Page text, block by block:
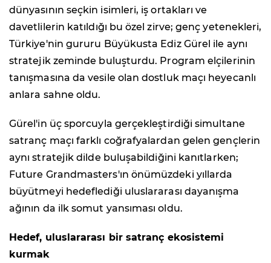
dünyasının seçkin isimleri, iş ortakları ve
davetlilerin katıldığı bu özel zirve; genç yetenekleri,
Türkiye'nin gururu Büyükusta Ediz Gürel ile aynı
stratejik zeminde buluşturdu. Program elçilerinin
tanışmasına da vesile olan dostluk maçı heyecanlı
anlara sahne oldu.
Gürel'in üç sporcuyla gerçekleştirdiği simultane
satranç maçı farklı coğrafyalardan gelen gençlerin
aynı stratejik dilde buluşabildiğini kanıtlarken;
Future Grandmasters'ın önümüzdeki yıllarda
büyütmeyi hedeflediği uluslararası dayanışma
ağının da ilk somut yansıması oldu.
Hedef, uluslararası bir satranç ekosistemi
kurmak